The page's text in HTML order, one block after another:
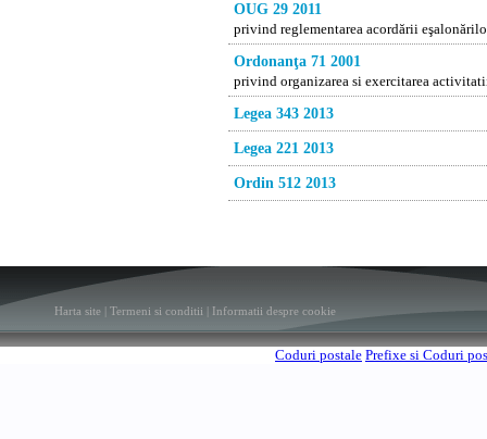
OUG 29 2011
privind reglementarea acordării
Ordonanţa 71 2001
privind organizarea si exercitarea
Legea 343 2013
Legea 221 2013
Ordin 512 2013
Harta site Termeni si conditii Informatii despre cookie
Coduri postale Prefixe si Coduri